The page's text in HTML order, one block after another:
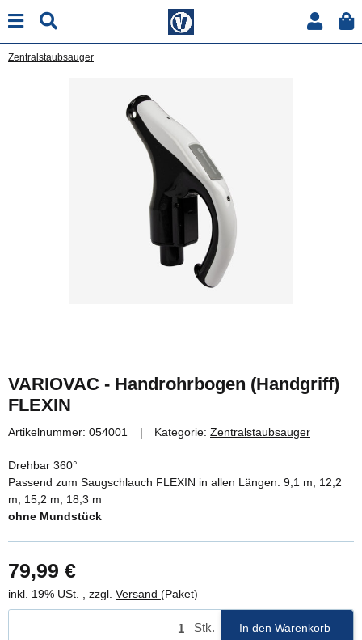
Zentralstaubsauger
VARIOVAC - Handrohrbogen (Handgriff)
FLEXIN
Artikelnummer: 054001 Kategorie: Zentralstaubsauger
Drehbar 360°
Passend zum Saugschlauch FLEXIN in allen Längen: 9,1 m; 12,2
m; 15,2 m; 18,3 m
ohne Mundstück
79,99 €
inkl. 19% USt. , zzgl. Versand (Paket)
Stk. In den Warenkorb